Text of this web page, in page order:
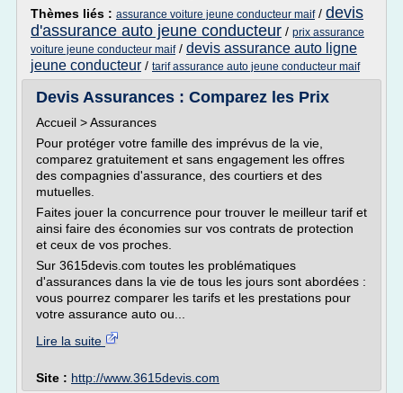
Thèmes liés : assurance voiture jeune conducteur maif/ devis
d'assurance auto jeune conducteur / prix assurance
voiture jeune conducteur maif/ devis assurance auto ligne
jeune conducteur / tarif assurance auto jeune conducteur maif
Devis Assurances : Comparez les Prix
Accueil > Assurances
Pour protéger votre famille des imprévus de la vie,
comparez gratuitement et sans engagement les offres
des compagnies d'assurance, des courtiers et des
mutuelles.
Faites jouer la concurrence pour trouver le meilleur tarif et
ainsi faire des économies sur vos contrats de protection
et ceux de vos proches.
Sur 3615devis.com toutes les problématiques
d'assurances dans la vie de tous les jours sont abordées :
vous pourrez comparer les tarifs et les prestations pour
votre assurance auto ou...
Lire la suite
Site : http://www.3615devis.com